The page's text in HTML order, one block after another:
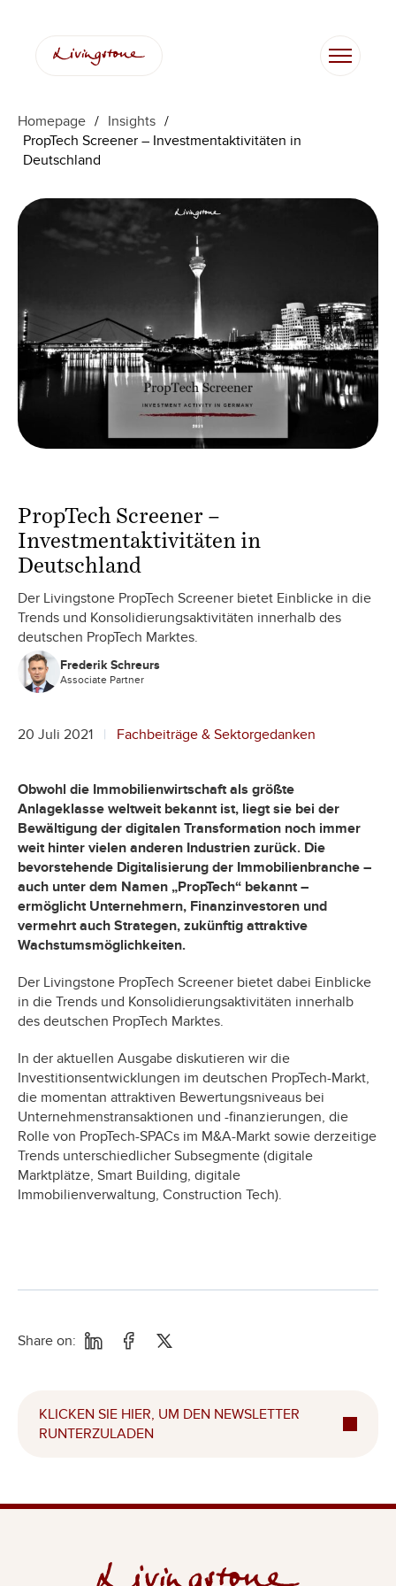
springen
Homepage / Insights /
PropTech Screener – Investmentaktivitäten in
Deutschland
PropTech Screener –
Investmentaktivitäten in
Deutschland
Der Livingstone PropTech Screener bietet Einblicke in die
Trends und Konsolidierungsaktivitäten innerhalb des
deutschen PropTech Marktes.
Frederik Schreurs
Associate Partner
20 Juli 2021 Fachbeiträge & Sektorgedanken
Obwohl die Immobilienwirtschaft als größte
Anlageklasse weltweit bekannt ist, liegt sie bei der
Bewältigung der digitalen Transformation noch immer
weit hinter vielen anderen Industrien zurück. Die
bevorstehende Digitalisierung der Immobilienbranche –
auch unter dem Namen „PropTech“ bekannt –
ermöglicht Unternehmern, Finanzinvestoren und
vermehrt auch Strategen, zukünftig attraktive
Wachstumsmöglichkeiten.
Der Livingstone PropTech Screener bietet dabei Einblicke
in die Trends und Konsolidierungsaktivitäten innerhalb
des deutschen PropTech Marktes.
In der aktuellen Ausgabe diskutieren wir die
Investitionsentwicklungen im deutschen PropTech-Markt,
die momentan attraktiven Bewertungsniveaus bei
Unternehmenstransaktionen und -finanzierungen, die
Rolle von PropTech-SPACs im M&A-Markt sowie derzeitige
Trends unterschiedlicher Subsegmente (digitale
Marktplätze, Smart Building, digitale
Immobilienverwaltung, Construction Tech).
Share on:
KLICKEN SIE HIER, UM DEN NEWSLETTER
RUNTERZULADEN